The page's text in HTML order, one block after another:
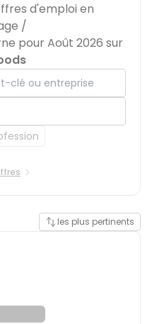
d'emploi en
/
pour Août 2026 sur
ou entreprise
les plus pertinents